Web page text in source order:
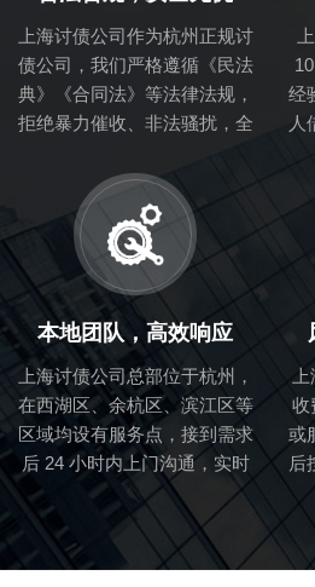
上海讨债公司作为杭州正规讨
债公司，我们严格遵循《民法
典》《合同法》等法律法规，
拒绝暴力催收、非法骚扰，全
益不受任何法律风险影响，让
要账过程 “阳光化、合法化”。
经
人
本地团队，高效响应
上海讨债公司总部位于杭州，
在西湖区、余杭区、滨江区等
区域均设有服务点，接到需求
后 24 小时内上门沟通，实时
跟进催收进度。相比外地讨债
公司，我们更了解杭州企业经
营模式、个人信用环境，回款
上
收
或
后